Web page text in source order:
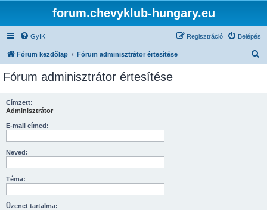
forum.chevyklub-hungary.eu
GyIK Belépés
Regisztráció
Fórum kezdőlap Fórum adminisztrátor értesítése
Fórum adminisztrátor értesítése
Címzett:
Adminisztrátor
E-mail címed:
Neved:
Téma:
Üzenet tartalma: